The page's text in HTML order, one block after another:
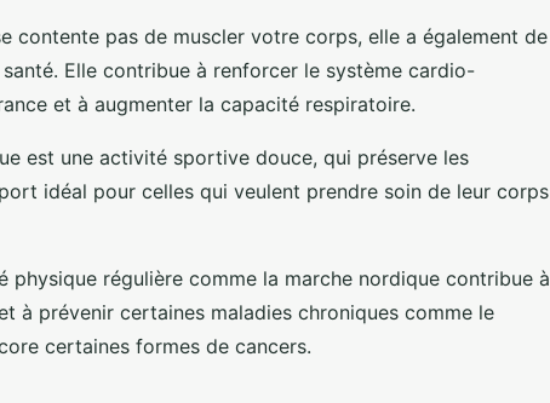
contente pas de muscler votre corps, elle a également de
Elle contribue à renforcer le système cardio-
et à augmenter la capacité respiratoire.
est une activité sportive douce, qui préserve les
idéal pour celles qui veulent prendre soin de leur corps
physique régulière comme la marche nordique contribue à
à prévenir certaines maladies chroniques comme le
certaines formes de cancers.